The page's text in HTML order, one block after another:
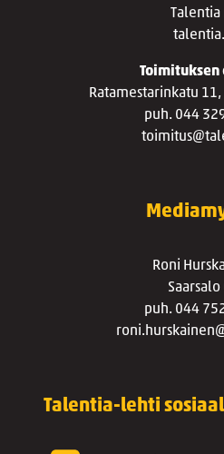
Talentia
Toimituksen
Ratamestarinkatu
puh. 044
Roni
Saarsalo
puh. 044
Talentia-lehti